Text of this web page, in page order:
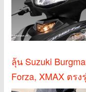
ลุ้น Suzuki
Forza, XMAX ตรง